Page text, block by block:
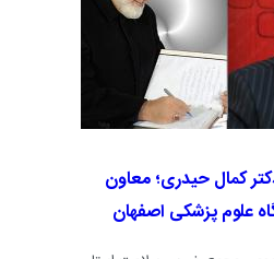
کمال حیدری؛ معاون
علوم پزشکی اصفهان